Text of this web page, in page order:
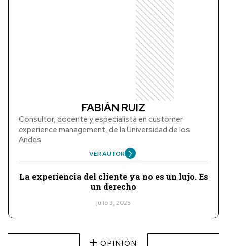
FABIÁN RUIZ
Consultor, docente y especialista en customer
experience management, de la Universidad de los
Andes
VER AUTOR
La experiencia del cliente ya no es un lujo. Es
un derecho
julio 3, 2025
OPINIÓN